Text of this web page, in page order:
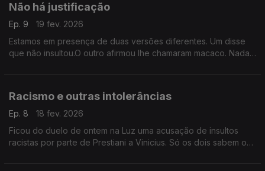
Não há justificação
Ep. 9
19 fev. 2026
Estamos em presença de duas versões diferentes. Um disse
que não insultou.O outro afirmou lhe chamaram macaco. Nada,
Racismo e outras intolerâncias
Ep. 8
18 fev. 2026
Ficou do duelo de ontem na Luz uma acusação de insultos
racistas por parte de Prestiani a Vinicius. Só os dois sabem o